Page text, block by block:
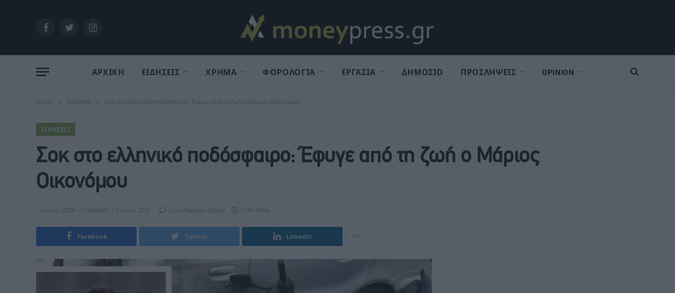
FacebookTwitterInstagram
ΑΡΧΙΚΗ ΕΙΔΗΣΕΙΣ ΧΡΗΜΑ ΦΟΡΟΛΟΓΙΑ ΕΡΓΑΣΙΑ ΔΗΜΟΣΙΟ ΠΡΟΣΛΗΨΕΙΣ OPINION
Home Ειδήσεις Σοκ στο ελληνικό ποδόσφαιρο: Έφυγε από τη ζωή ο Μάριος Οικονόμου
ΕΙΔΉΣΕΙΣ
Σοκ στο ελληνικό ποδόσφαιρο: Έφυγε από τη ζωή ο Μάριος
Οικονόμου
1 Ιουνίου, 2026 Updated: 1 Ιουνίου, 2026 Δεν υπάρχουν Σχόλια 1 Min Read
Facebook Twitter LinkedIn